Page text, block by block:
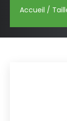
Accueil /